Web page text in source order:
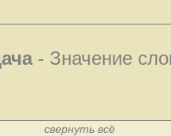
- Значение
свернуть всё